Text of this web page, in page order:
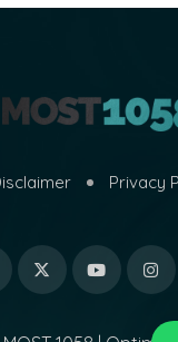
Privacy